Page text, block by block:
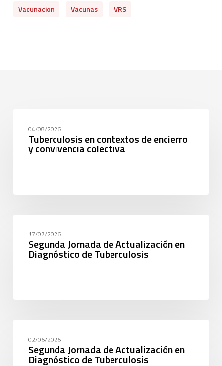
Vacunacion
Vacunas VRS
04/08/2026
Tuberculosis en contextos de encierro
y convivencia colectiva
17/07/2026
Segunda Jornada de Actualización en
Diagnóstico de Tuberculosis
02/06/2026
Segunda Jornada de Actualización en
Diagnóstico de Tuberculosis